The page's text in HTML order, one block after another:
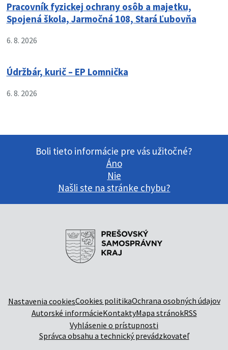
Pracovník fyzickej ochrany osôb a majetku,
Spojená škola, Jarmočná 108, Stará Ľubovňa
6. 8. 2026
Údržbár, kurič – EP Lomnička
6. 8. 2026
Boli tieto informácie pre vás užitočné?
Áno
Nie
Našli ste na stránke chybu?
Nastavenia cookiesCookies politikaOchrana osobných údajov
Autorské informácieKontaktyMapa stránokRSS
Vyhlásenie o prístupnosti
Správca obsahu a technický prevádzkovateľ